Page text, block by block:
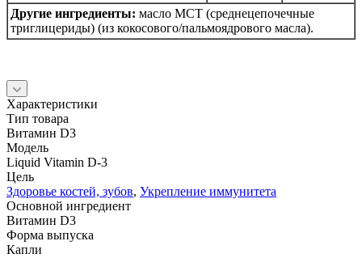
Другие ингредиенты: масло MCT (среднецепочечные
триглицериды) (из кокосового/пальмоядрового масла).
Характеристики
Тип товара
Витамин D3
Модель
Liquid Vitamin D-3
Цель
Здоровье костей, зубов, Укрепление иммунитета
Основной ингредиент
Витамин D3
Форма выпуска
Капли